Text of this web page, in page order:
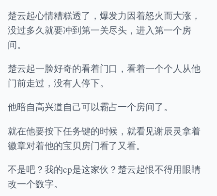
楚云起心情糟糕透了，爆发力因着怒火而大涨，
没过多久就要冲到第一关尽头，进入第一个房
间。
楚云起一脸好奇的看着门口，看着一个个人从他
门前走过，没有人停下。
他暗自高兴道自己可以霸占一个房间了。
就在他要按下任务键的时候，就看见谢辰灵拿着
徽章对着他的宝贝房门看了又看。
不是吧？我的cp是这家伙？楚云起恨不得用眼睛
改一个数字。